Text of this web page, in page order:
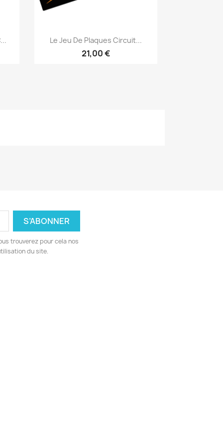
 Aperçu rapide
Le Jeu De Plaques Circuit...
21,00 €
trouverez pour cela nos
du site.